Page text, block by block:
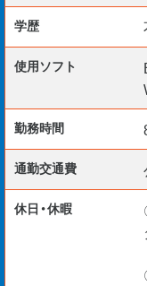
〇推進工事技士
〇勤務開始日：即日
〇マイカー通勤可
安心安全に使えるイ
貴方からのエント
学歴
使用ソフト
勤務時間
通勤交通費
休日・休暇